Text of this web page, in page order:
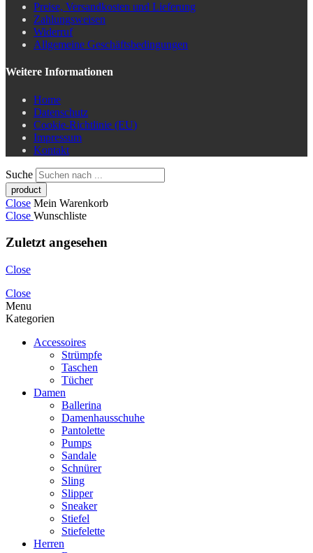
Preise, Versandkosten und Lieferung
Zahlungsweisen
Widerruf
Allgemeine Geschäftsbedingungen
Weitere Informationen
Home
Datenschutz
Cookie-Richtlinie (EU)
Impressum
Kontakt
Suche
Close Mein Warenkorb
Close Wunschliste
Zuletzt angesehen
Close
Close
Menu
Kategorien
Accessoires
Strümpfe
Taschen
Tücher
Damen
Ballerina
Damenhausschuhe
Pantolette
Pumps
Sandale
Schnürer
Sling
Slipper
Sneaker
Stiefel
Stiefelette
Herren